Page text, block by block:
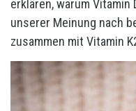
erklären, warum
unserer Meinung nach
zusammen mit Vitamin